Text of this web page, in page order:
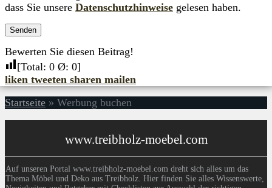
dass Sie unsere Datenschutzhinweise gelesen haben.
Bewerten Sie diesen Beitrag!
[Total: 0 Ø: 0]
liken tweeten sharen mailen
Startseite » Werbung buchen
www.treibholz-moebel.com
Auf unseren Portal www.treibholz-moebel.com dreht sich alles um das
Thema Möbel und Deko aus Treibholz. Hier finden Sie alles Wissenswerte,